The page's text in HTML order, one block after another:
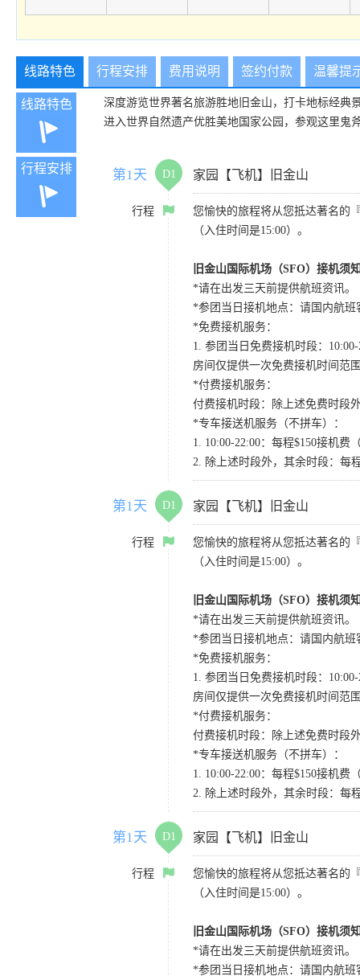
线路特色 行程安排 费用说明 签约付款 温馨提
线路特色
深度游览世界著名旅游胜地旧金山，打卡地标经典
进入世界自然遗产优胜美地国家公园，参观这里鬼
行程安排 第1天 D1 家园【飞机】旧金山
行程
您愉快的旅程将从您抵达著名的
（入住时间是15:00）。
旧金山国际机场（SFO）接机须
*请在出发三天前提供航班资讯。
*参团当日接机地点：请国内航班
*免费接机服务：
1. 参团当日免费接机时段：
房间仅提供一次免费接机时间范
*付费接机服务：
付费接机时段：除上述免费时段
*专车接送机服务（不拼车）：
1. 10:00-22:00：每程$150接机
2. 除上述时段外，其余时段：每
第1天 D1 家园【飞机】旧金山
行程
您愉快的旅程将从您抵达著名的
（入住时间是15:00）。
旧金山国际机场（SFO）接机须
*请在出发三天前提供航班资讯。
*参团当日接机地点：请国内航班
*免费接机服务：
1. 参团当日免费接机时段：
房间仅提供一次免费接机时间范
*付费接机服务：
付费接机时段：除上述免费时段
*专车接送机服务（不拼车）：
1. 10:00-22:00：每程$150接机
2. 除上述时段外，其余时段：每
第1天 D1 家园【飞机】旧金山
行程
您愉快的旅程将从您抵达著名的
（入住时间是15:00）。
旧金山国际机场（SFO）接机须
*请在出发三天前提供航班资讯。
*参团当日接机地点：请国内航班